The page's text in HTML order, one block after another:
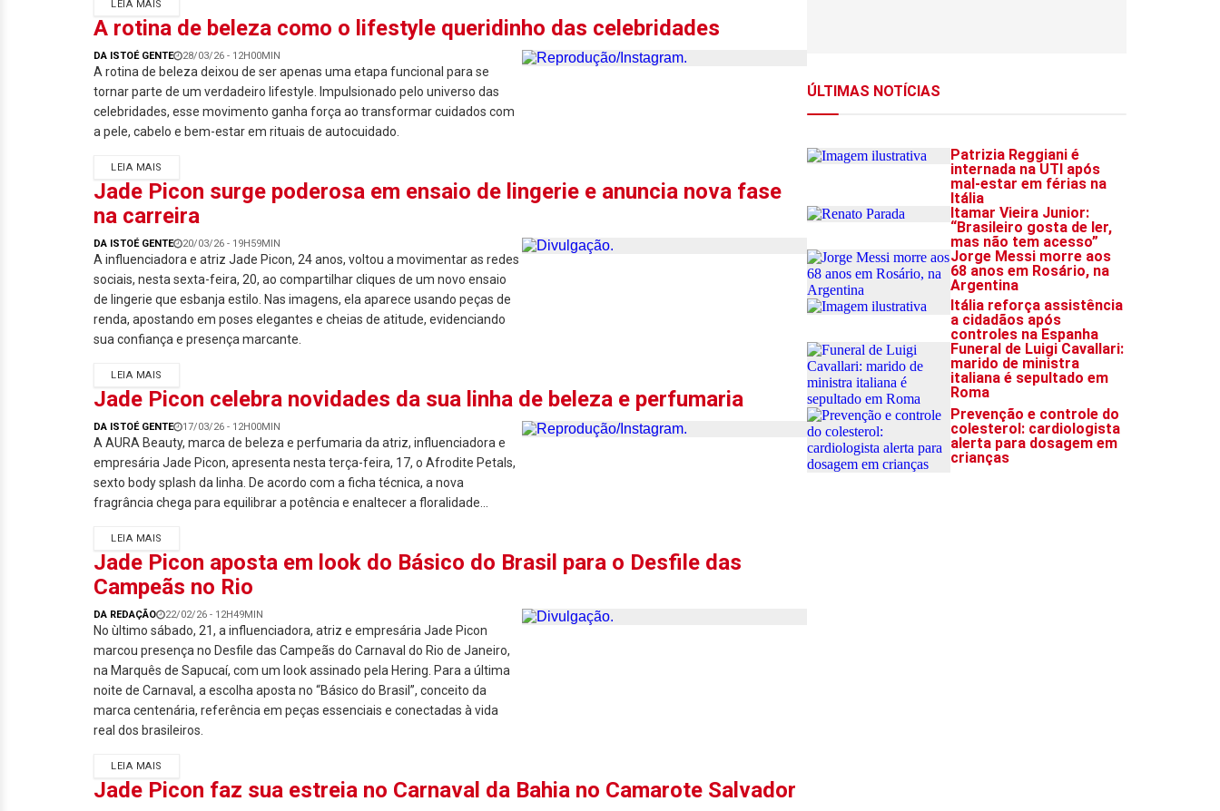
LEIA MAIS
A rotina de beleza como o lifestyle queridinho das celebridades
DA ISTOÉ GENTE 28/03/26 - 12H00MIN
A rotina de beleza deixou de ser apenas uma etapa funcional para se
tornar parte de um verdadeiro lifestyle. Impulsionado pelo universo das
celebridades, esse movimento ganha força ao transformar cuidados com
a pele, cabelo e bem-estar em rituais de autocuidado.
LEIA MAIS
Jade Picon surge poderosa em ensaio de lingerie e anuncia nova fase
na carreira
DA ISTOÉ GENTE 20/03/26 - 19H59MIN
A influenciadora e atriz Jade Picon, 24 anos, voltou a movimentar as redes
sociais, nesta sexta-feira, 20, ao compartilhar cliques de um novo ensaio
de lingerie que esbanja estilo. Nas imagens, ela aparece usando peças de
renda, apostando em poses elegantes e cheias de atitude, evidenciando
sua confiança e presença marcante.
LEIA MAIS
Jade Picon celebra novidades da sua linha de beleza e perfumaria
DA ISTOÉ GENTE 17/03/26 - 12H00MIN
A AURA Beauty, marca de beleza e perfumaria da atriz, influenciadora e
empresária Jade Picon, apresenta nesta terça-feira, 17, o Afrodite Petals,
sexto body splash da linha. De acordo com a ficha técnica, a nova
fragrância chega para equilibrar a potência e enaltecer a floralidade...
LEIA MAIS
Jade Picon aposta em look do Básico do Brasil para o Desfile das
Campeãs no Rio
DA REDAÇÃO 22/02/26 - 12H49MIN
No ùltimo sábado, 21, a influenciadora, atriz e empresária Jade Picon
marcou presença no Desfile das Campeãs do Carnaval do Rio de Janeiro,
na Marquês de Sapucaí, com um look assinado pela Hering. Para a última
noite de Carnaval, a escolha aposta no “Básico do Brasil”, conceito da
marca centenária, referência em peças essenciais e conectadas à vida
real dos brasileiros.
LEIA MAIS
Jade Picon faz sua estreia no Carnaval da Bahia no Camarote Salvador